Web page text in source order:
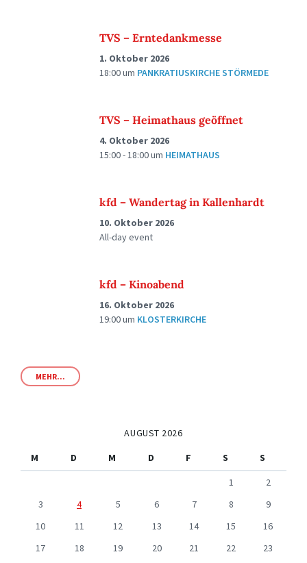
TVS – Erntedankmesse
1. Oktober 2026
18:00um PANKRATIUSKIRCHE STÖRMEDE
TVS – Heimathaus geöffnet
4. Oktober 2026
15:00 - 18:00um HEIMATHAUS
kfd – Wandertag in Kallenhardt
10. Oktober 2026
All-day event
kfd – Kinoabend
16. Oktober 2026
19:00um KLOSTERKIRCHE
MEHR...
AUGUST 2026
M
D M D F S
S
1
2
3
4 5 6 7 8
9
10
11 12 13 14 15
16
17
18 19 20 21 22
23